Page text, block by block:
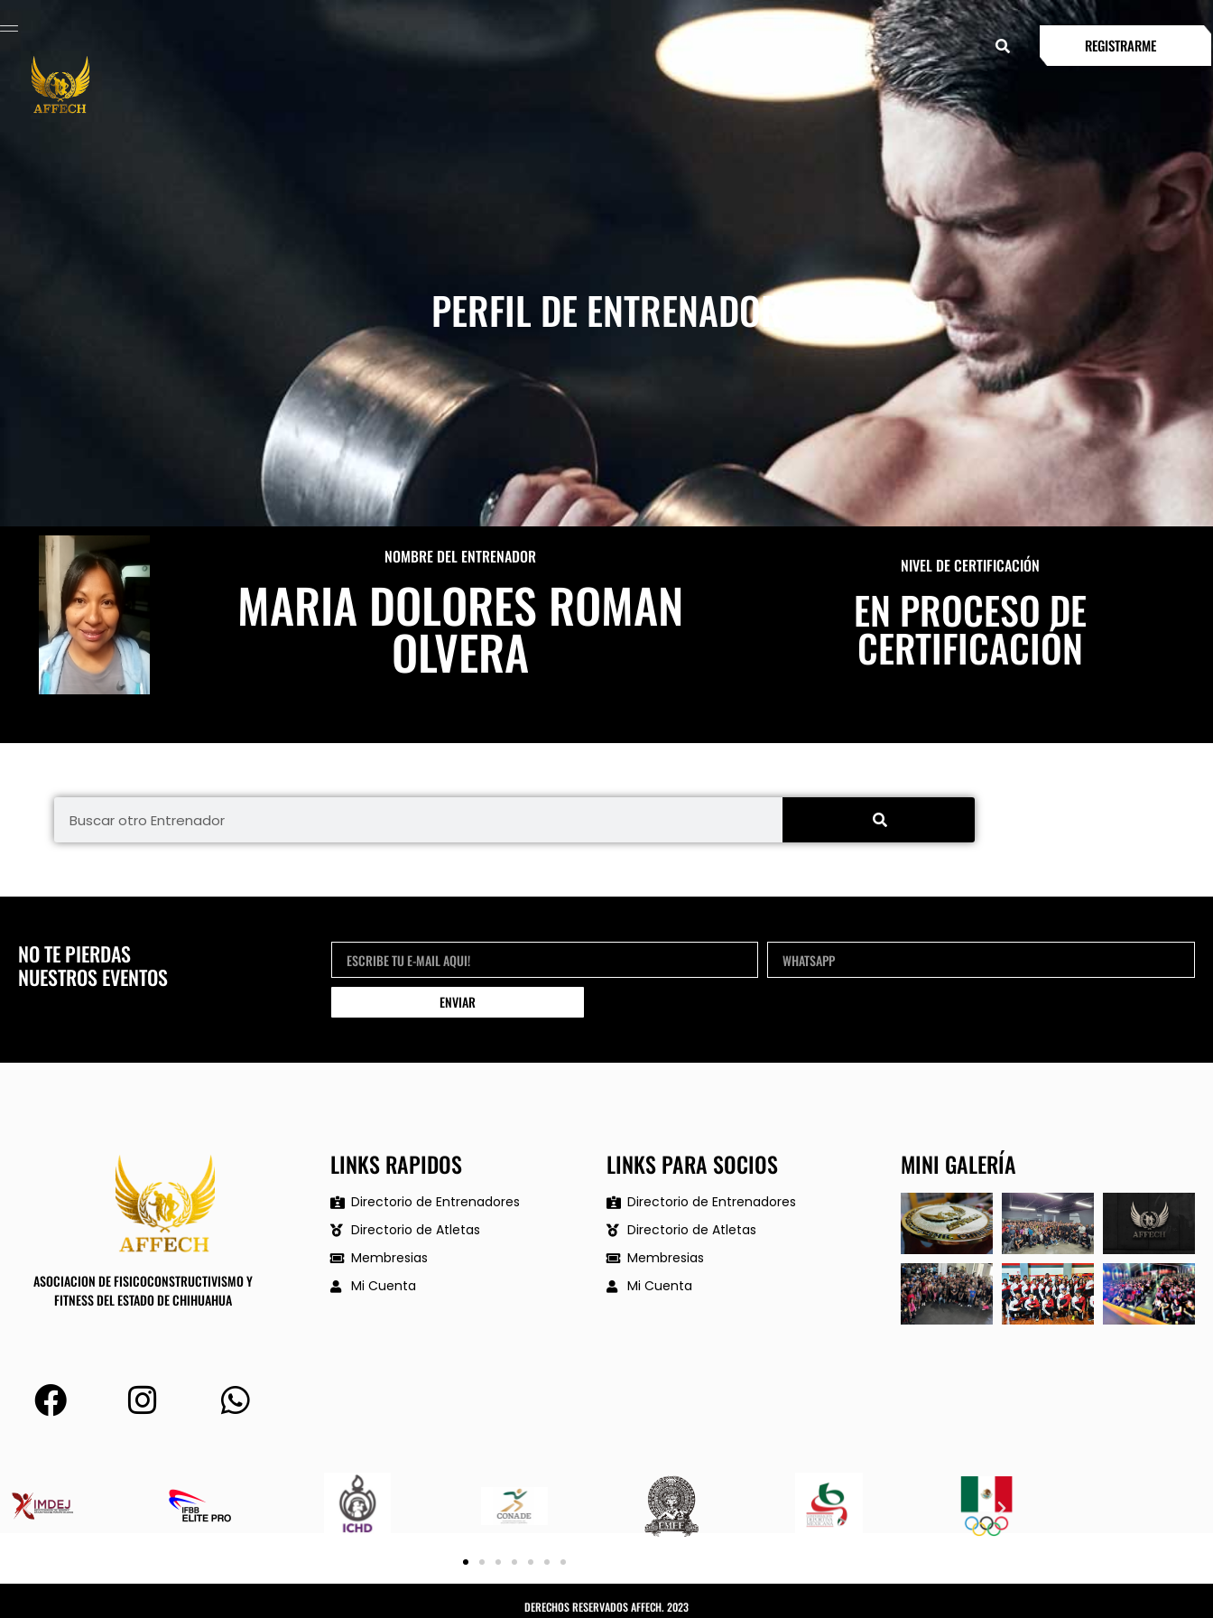
REGISTRARME
PERFIL DE ENTRENADOR
NOMBRE DEL ENTRENADOR
MARIA DOLORES ROMAN
OLVERA
NIVEL DE CERTIFICACIÓN
EN PROCESO DE
CERTIFICACIÓN
NO TE PIERDAS
NUESTROS EVENTOS
ENVIAR
ASOCIACION DE FISICOCONSTRUCTIVISMO Y
FITNESS DEL ESTADO DE CHIHUAHUA
LINKS RAPIDOS
Directorio de Entrenadores
Directorio de Atletas
Membresias
Mi Cuenta
LINKS PARA SOCIOS
Directorio de Entrenadores
Directorio de Atletas
Membresias
Mi Cuenta
MINI GALERÍA
DERECHOS RESERVADOS AFFECH. 2023